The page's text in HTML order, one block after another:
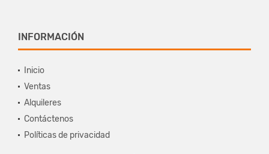
INFORMACIÓN
Inicio
Ventas
Alquileres
Contáctenos
Políticas de privacidad